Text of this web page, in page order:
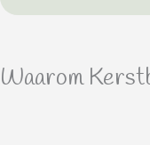
Waarom